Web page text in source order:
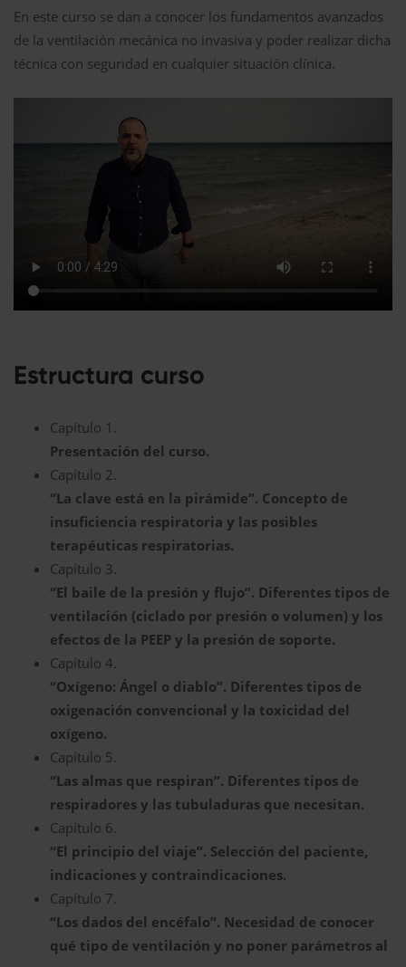
En este curso se dan a conocer los fundamentos avanzados
de la ventilación mecánica no invasiva y poder realizar dicha
técnica con seguridad en cualquier situación clínica.
Estructura curso
Capítulo 1.
Presentación del curso.
Capítulo 2.
“La clave está en la pirámide”. Concepto de
insuficiencia respiratoria y las posibles
terapéuticas respiratorias.
Capítulo 3.
“El baile de la presión y flujo”. Diferentes tipos de
ventilación (ciclado por presión o volumen) y los
efectos de la PEEP y la presión de soporte.
Capítulo 4.
“Oxígeno: Ángel o diablo”. Diferentes tipos de
oxigenación convencional y la toxicidad del
oxígeno.
Capítulo 5.
“Las almas que respiran”. Diferentes tipos de
respiradores y las tubuladuras que necesitan.
Capítulo 6.
“El principio del viaje”. Selección del paciente,
indicaciones y contraindicaciones.
Capítulo 7.
“Los dados del encéfalo”. Necesidad de conocer
qué tipo de ventilación y no poner parámetros al